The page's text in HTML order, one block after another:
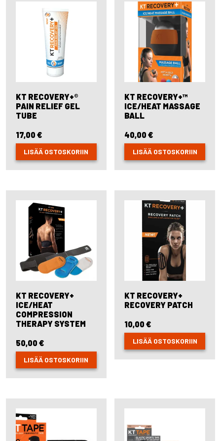
KT RECOVERY+®
PAIN RELIEF GEL
TUBE
17,00 €
LISÄÄ OSTOSKORIIN
KT RECOVERY+™
ICE/HEAT MASSAGE
BALL
40,00€
LISÄÄ OSTOSKORIIN
KT RECOVERY+
ICE/HEAT
COMPRESSION
THERAPY SYSTEM
50,00 €
LISÄÄ OSTOSKORIIN
KT RECOVERY+
RECOVERY PATCH
10,00€
LISÄÄ OSTOSKORIIN